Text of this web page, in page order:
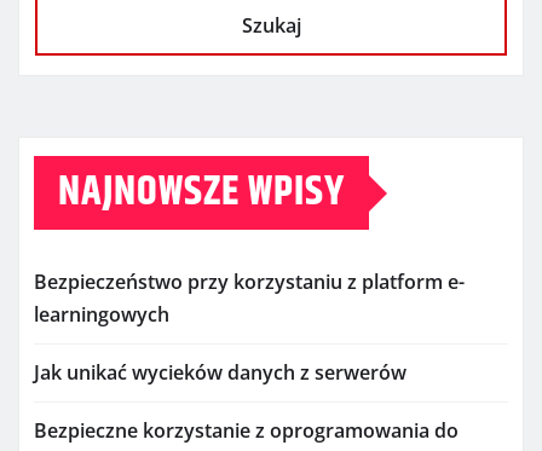
Szukaj
NAJNOWSZE WPISY
Bezpieczeństwo przy korzystaniu z platform e-
learningowych
Jak unikać wycieków danych z serwerów
Bezpieczne korzystanie z oprogramowania do